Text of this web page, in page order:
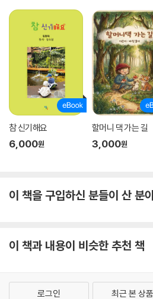
참 신기해요
6,000원
할머니 댁 가는 길
3,000원
이 책을 구입하신 분들이 산 분
이 책과 내용이 비슷한 추천 책
로그인 최근 본 상품